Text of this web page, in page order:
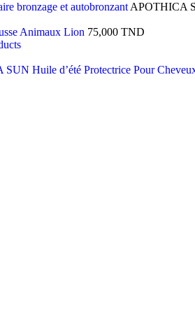
bronzage et autobronzant APOTHICA
Animaux Lion 75,000 TND
Huile d’été Protectrice Pour